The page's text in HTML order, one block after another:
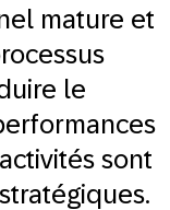
mature et
le
sont